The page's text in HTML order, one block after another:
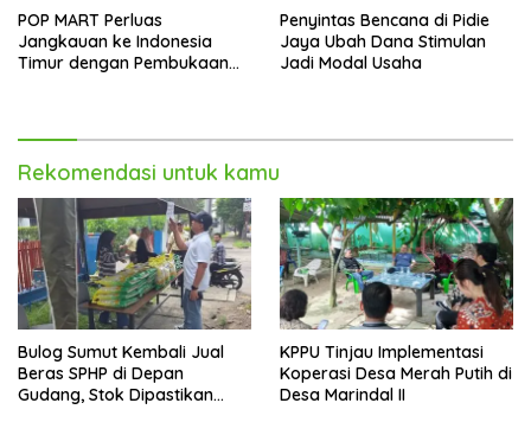
POP MART Perluas
Jangkauan ke Indonesia
Timur dengan Pembukaan
Penyintas Bencana di Pidie
Jaya Ubah Dana Stimulan
Jadi Modal Usaha
Rekomendasi untuk kamu
Bulog Sumut Kembali Jual
Beras SPHP di Depan
Gudang, Stok Dipastikan
KPPU Tinjau Implementasi
Koperasi Desa Merah Putih di
Desa Marindal II